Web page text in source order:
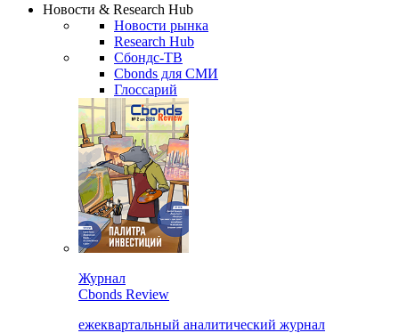
Новости & Research Hub
Новости рынка
Research Hub
Сбондс-ТВ
Cbonds для СМИ
Глоссарий
Журнал
Cbonds Review
ежеквартальный аналитический журнал